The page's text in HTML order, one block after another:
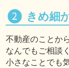
きめ細
不動産のことか
なんでもご相談
小さなことでも